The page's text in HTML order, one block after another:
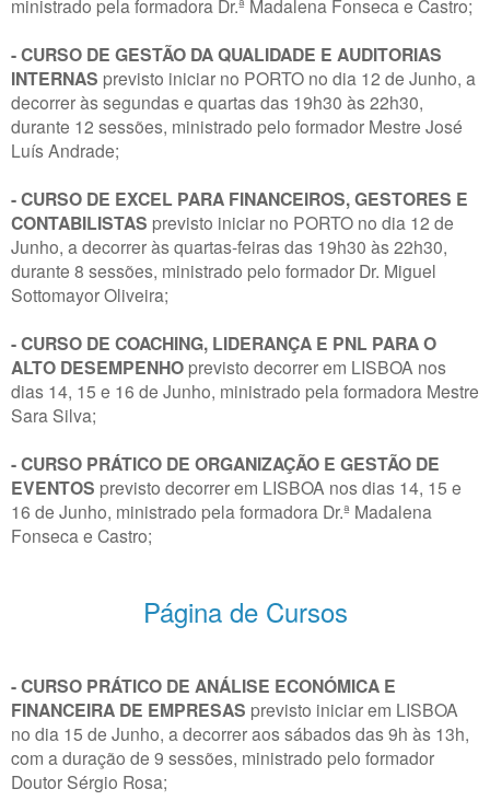
ministrado pela formadora Dr.ª Madalena Fonseca e Castro;
- CURSO DE GESTÃO DA QUALIDADE E AUDITORIAS
INTERNAS previsto iniciar no PORTO no dia 12 de Junho, a
decorrer às segundas e quartas das 19h30 às 22h30,
durante 12 sessões, ministrado pelo formador Mestre José
Luís Andrade;
- CURSO DE EXCEL PARA FINANCEIROS, GESTORES E
CONTABILISTAS previsto iniciar no PORTO no dia 12 de
Junho, a decorrer às quartas-feiras das 19h30 às 22h30,
durante 8 sessões, ministrado pelo formador Dr. Miguel
Sottomayor Oliveira;
- CURSO DE COACHING, LIDERANÇA E PNL PARA O
ALTO DESEMPENHO previsto decorrer em LISBOA nos
dias 14, 15 e 16 de Junho, ministrado pela formadora Mestre
Sara Silva;
- CURSO PRÁTICO DE ORGANIZAÇÃO E GESTÃO DE
EVENTOS previsto decorrer em LISBOA nos dias 14, 15 e
16 de Junho, ministrado pela formadora Dr.ª Madalena
Fonseca e Castro;
Página de Cursos
- CURSO PRÁTICO DE ANÁLISE ECONÓMICA E
FINANCEIRA DE EMPRESAS previsto iniciar em LISBOA
no dia 15 de Junho, a decorrer aos sábados das 9h às 13h,
com a duração de 9 sessões, ministrado pelo formador
Doutor Sérgio Rosa;